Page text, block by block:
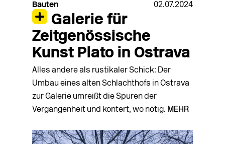
Bauten 02.07.2024
Galerie für
Zeitgenössische
Kunst Plato in Ostrava
Alles andere als rustikaler Schick: Der
Umbau eines alten Schlachthofs in Ostrava
zur Galerie umreißt die Spuren der
Vergangenheit und kontert, wo nötig. MEHR